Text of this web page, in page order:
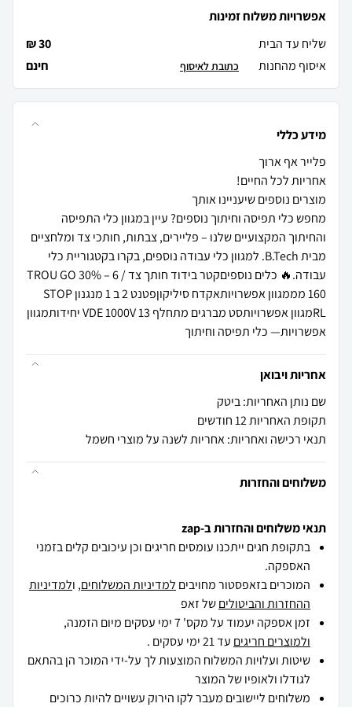
אפשרויות משלוח זמינות
שליח עד הבית
30 ₪
איסוף מהחנות
חינם כתובת לאיסוף
מידע כללי
מחפש כלי תפיסה וחיתוך נוספים? עיין במגוון כלי התפיסה
והחיתוך המקצועיים שלנו – פליירים, צבתות, חותכי צד ומלחציים
מבית B.Tech. למגוון כלי עבודה נוספים, בקרו בקטגוריית כלי
עבודה.🔥 כלים נוספיםקטר בידוד חותך צד TROU GO 30% – 6 /
160 מממגוון אפשרויותאקדח סיליקוןפטנט 2 ב 1 מנגנון STOP
RLמגוון אפשרויותסט מברגים מתחלף VDE 1000V 13 יחידותמגוון
אפשרויות— כלי תפיסה וחיתוך
אחריות ויבואן
שם נותן האחריות: ביטק
תקופת האחריות 12 חודשים
תנאי רכישה ואחריות: אחריות לשנה על מוצרי חשמל
משלוחים והחזרות
תנאי משלוחים והחזרות ב-zap
בתקופת חגים ייתכנו עומסים חריגים וכן עיכובים קלים בזמני
האספקה.
המוכרים בזאפסטור מחויבים למדיניות המשלוחים, ולמדיניות
ההחזרות והביטוליםשל זאפ
זמן אספקה יעמוד על מקס' 7 ימי עסקים מיום הזמנה,
ולמוצרים חריגים עד 21 ימי עסקים .
שיטות ועלויות המשלוח המוצעות לך על-ידי המוכר הן בהתאם
לגודלו ולאופיו של המוצר
משלוחים ליישובים מעבר לקו הירוק עשויים להיות כרוכים